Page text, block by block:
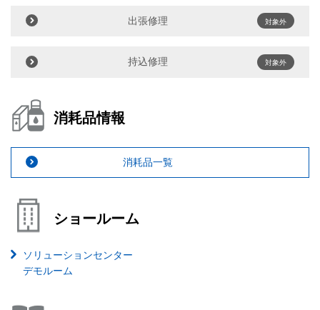
出張修理 対象外
持込修理 対象外
消耗品情報
消耗品一覧
ショールーム
ソリューションセンター
デモルーム